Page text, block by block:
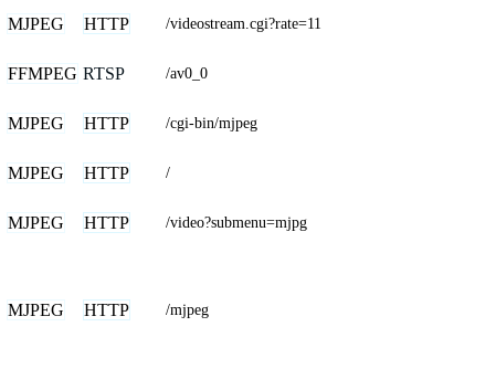
MJPEG HTTP /videostream.cgi?rate=11
FFMPEG RTSP /av0_0
MJPEG HTTP /cgi-bin/mjpeg
MJPEG HTTP /
MJPEG HTTP /video?submenu=mjpg
MJPEG HTTP /mjpeg